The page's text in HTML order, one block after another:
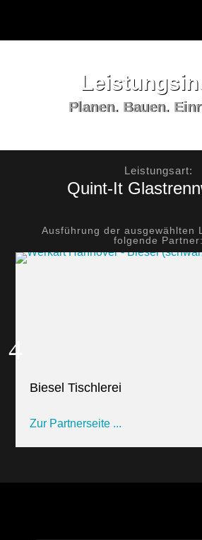
Planen. Bauen.
Leistungsart:
Quint-It
Ausführung der ausgewählten
folgende Partner:
Biesel Tischlerei
Zur Partnerseite ...